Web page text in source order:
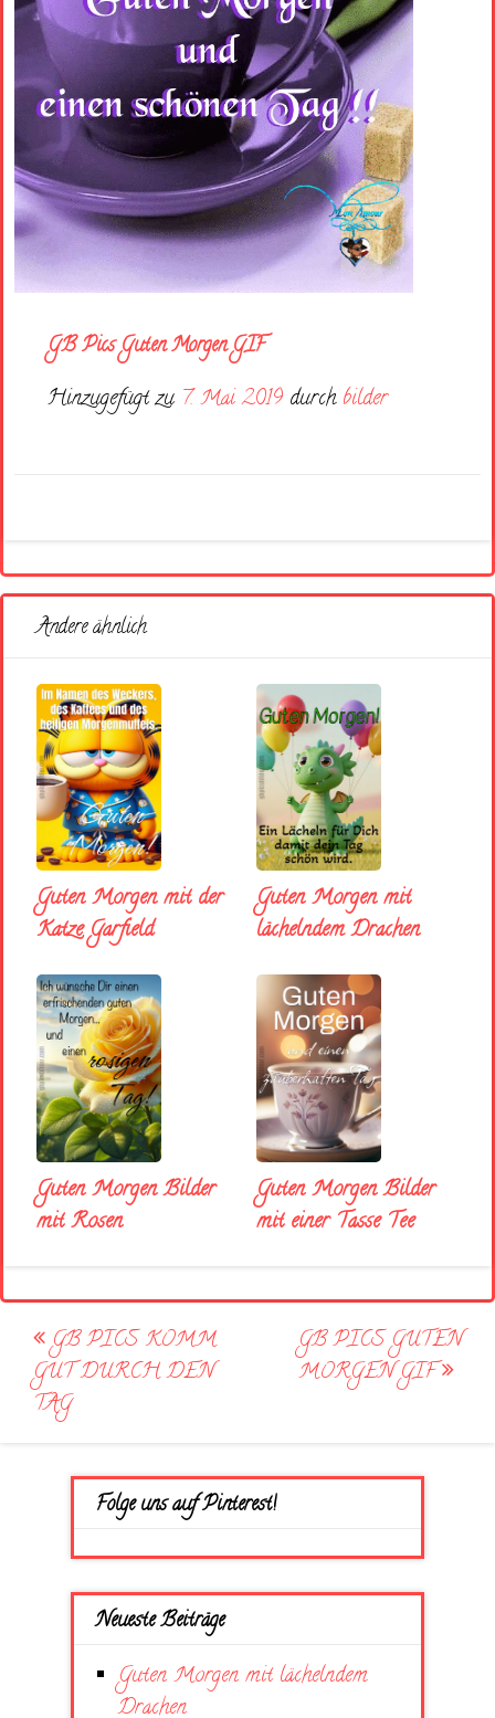
GB Pics Guten Morgen GIF
Hinzugefügt zu 7. Mai 2019 durch bilder
Andere ähnlich
Guten Morgen mit der
Katze Garfield
Guten Morgen mit
lächelndem Drachen
Guten Morgen Bilder
mit Rosen
Guten Morgen Bilder
mit einer Tasse Tee
Post
navigation
GB PICS KOMM
GUT DURCH DEN
TAG
GB PICS GUTEN
MORGEN GIF
Folge uns auf Pinterest!
Neueste Beiträge
Guten Morgen mit lächelndem
Drachen